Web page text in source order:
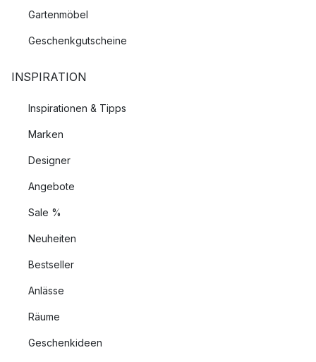
Gartenmöbel
Geschenkgutscheine
INSPIRATION
Inspirationen & Tipps
Marken
Designer
Angebote
Sale %
Neuheiten
Bestseller
Anlässe
Räume
Geschenkideen